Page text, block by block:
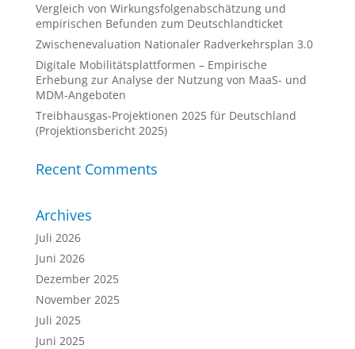
Vergleich von Wirkungsfolgenabschätzung und
empirischen Befunden zum Deutschlandticket
Zwischenevaluation Nationaler Radverkehrsplan 3.0
Digitale Mobilitätsplattformen – Empirische
Erhebung zur Analyse der Nutzung von MaaS- und
MDM-Angeboten
Treibhausgas-Projektionen 2025 für Deutschland
(Projektionsbericht 2025)
Recent Comments
Archives
Juli 2026
Juni 2026
Dezember 2025
November 2025
Juli 2025
Juni 2025